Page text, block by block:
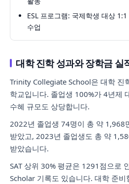
ESL 프로그램: 국제학생 대상
수업
대학 진학 성과와 장학금 실
Trinity Collegiate School은 대학 진
학교입니다. 졸업생 100%가 4년제
수혜 규모도 상당합니다.
2022년 졸업생 74명이 총 약 1,968
받았고, 2023년 졸업생도 총 약
받았습니다.
SAT 상위 30% 평균은 1291점으로
Scholar 기록도 있습니다. 대학 준